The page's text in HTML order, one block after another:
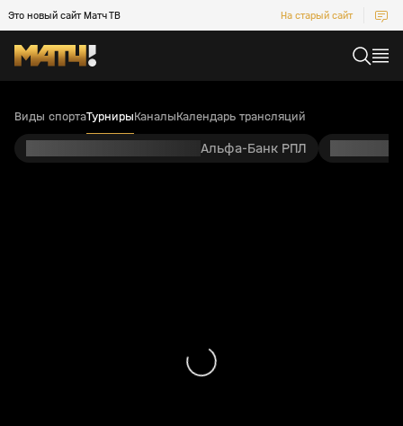
Это новый сайт Матч ТВ На старый сайт
Виды спортаТурнирыКаналыКалендарь трансляций
Альфа-Банк РПЛ